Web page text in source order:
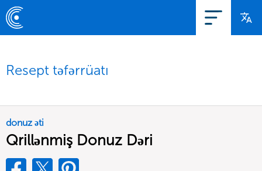
Resept təfərrüatı
donuz əti
Qrillənmiş Donuz Dəri